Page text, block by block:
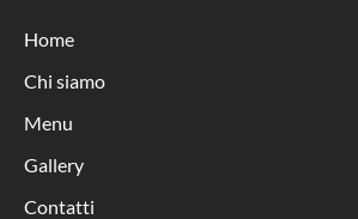
Home
Chi siamo
Menu
Gallery
Contatti